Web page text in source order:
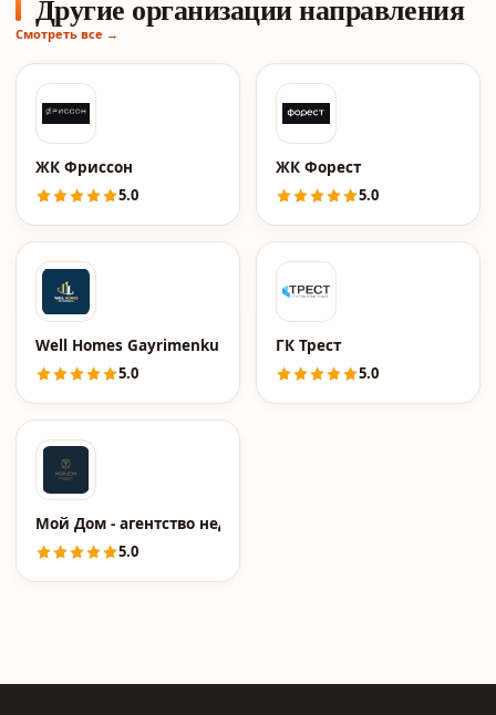
Другие организации направления
Смотреть все →
ЖК Фриссон
5.0
ЖК Форест
5.0
Well Homes Gayrimenkul
5.0
ГК Трест
5.0
Мой Дом - агентство недвижимости
5.0